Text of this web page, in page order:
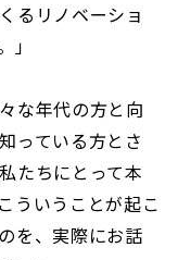
るリノベーショ
な年代の方と向
っている方とさ
たちにとって本
ういうことが起こ
を、実際にお話